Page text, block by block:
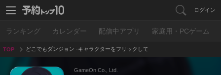
ログイン
ランキング カレンダー 配信中アプリ 家庭用・PCゲーム
TOP
どこでもダンジョン -キャラクターをフリックして
操作！基本無料召喚RPG-
GameOn Co., Ltd.